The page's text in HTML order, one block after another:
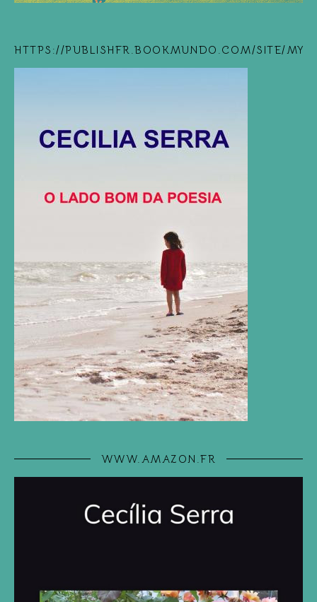
HTTPS://PUBLISHFR.BOOKMUNDO.COM/SITE/
WWW.AMAZON.FR